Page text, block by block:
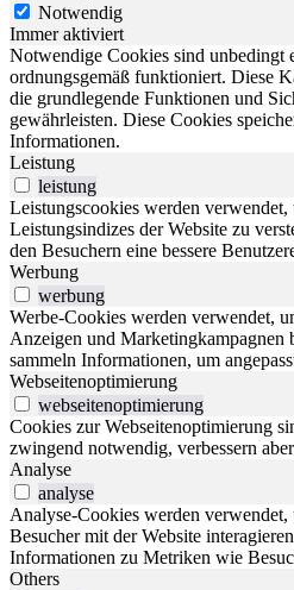
Notwendig
Immer aktiviert
Notwendige Cookies sind unbedingt
ordnungsgemäß funktioniert. Diese
die grundlegende Funktionen und
gewährleisten. Diese Cookies
Informationen.
Leistung
leistung
Leistungscookies werden
Leistungsindizes der Website zu
den Besuchern eine bessere
Werbung
werbung
Werbe-Cookies werden verwendet,
Anzeigen und Marketingkampagnen
sammeln Informationen, um
Webseitenoptimierung
webseitenoptimierung
Cookies zur Webseitenoptimierung
zwingend notwendig, verbessern
Analyse
analyse
Analyse-Cookies werden verwendet,
Besucher mit der Website
Informationen zu Metriken wie
Others